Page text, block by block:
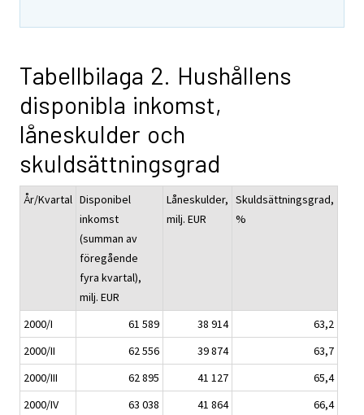
Tabellbilaga 2. Hushållens
disponibla inkomst,
låneskulder och
skuldsättningsgrad
År/Kvartal Disponibel
inkomst
(summan av
föregående
fyra kvartal),
milj. EUR
Låneskulder,
milj. EUR
Skuldsättningsgrad,
%
2000/I 61 589 38 914
63,2
2000/II
62 556 39 874
63,7
2000/III
62 895 41 127
65,4
2000/IV
63 038 41 864
66,4